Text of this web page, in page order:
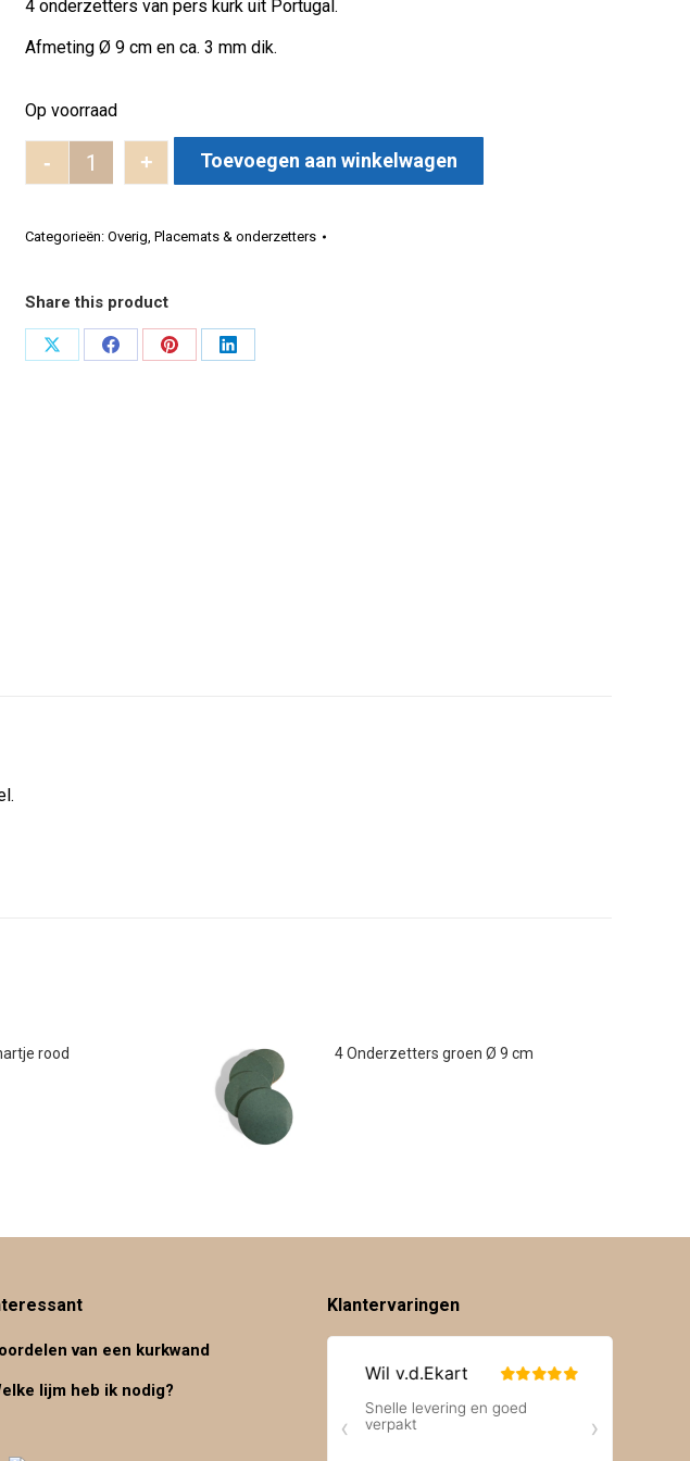
€7.00. €5.00.
4 onderzetters van pers kurk uit Portugal.
Afmeting Ø 9 cm en ca. 3 mm dik.
Op voorraad
4 Onderzetters grijs Ø 9 cm aantal
- + Toevoegen aan winkelwagen
Categorieën: Overig, Placemats & onderzetters
Share this product
Deel
Deel
Deel
Deel
rood 4 Onderzetters groen Ø 9 cm
van een kurkwand
lijm heb ik nodig?
Klantervaringen